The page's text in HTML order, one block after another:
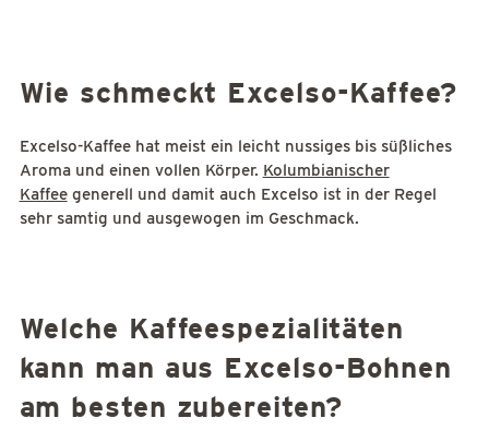
Wie schmeckt Excelso-Kaffee?
Excelso-Kaffee hat meist ein leicht nussiges bis süßliches
Aroma und einen vollen Körper. Kolumbianischer
Kaffeegenerell und damit auch Excelso ist in der Regel
sehr samtig und ausgewogen im Geschmack.
Welche Kaffeespezialitäten
kann man aus Excelso-Bohnen
am besten zubereiten?